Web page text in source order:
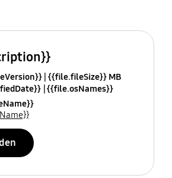
{{file.fileSize}} MB
{{file.osNames}}